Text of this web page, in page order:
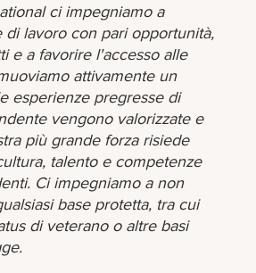
ci impegniamo a
di lavoro con pari opportunità,
e a favorire l'accesso alle
attivamente un
esperienze pregresse di
vengono valorizzate e
più grande forza risiede
talento e competenze
Ci impegniamo a non
base protetta, tra cui
di veterano o altre basi